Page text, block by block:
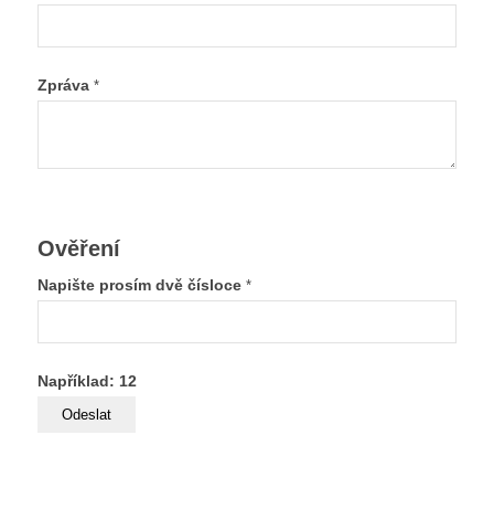
Zpráva *
Ověření
Napište prosím dvě čísloce *
Například: 12